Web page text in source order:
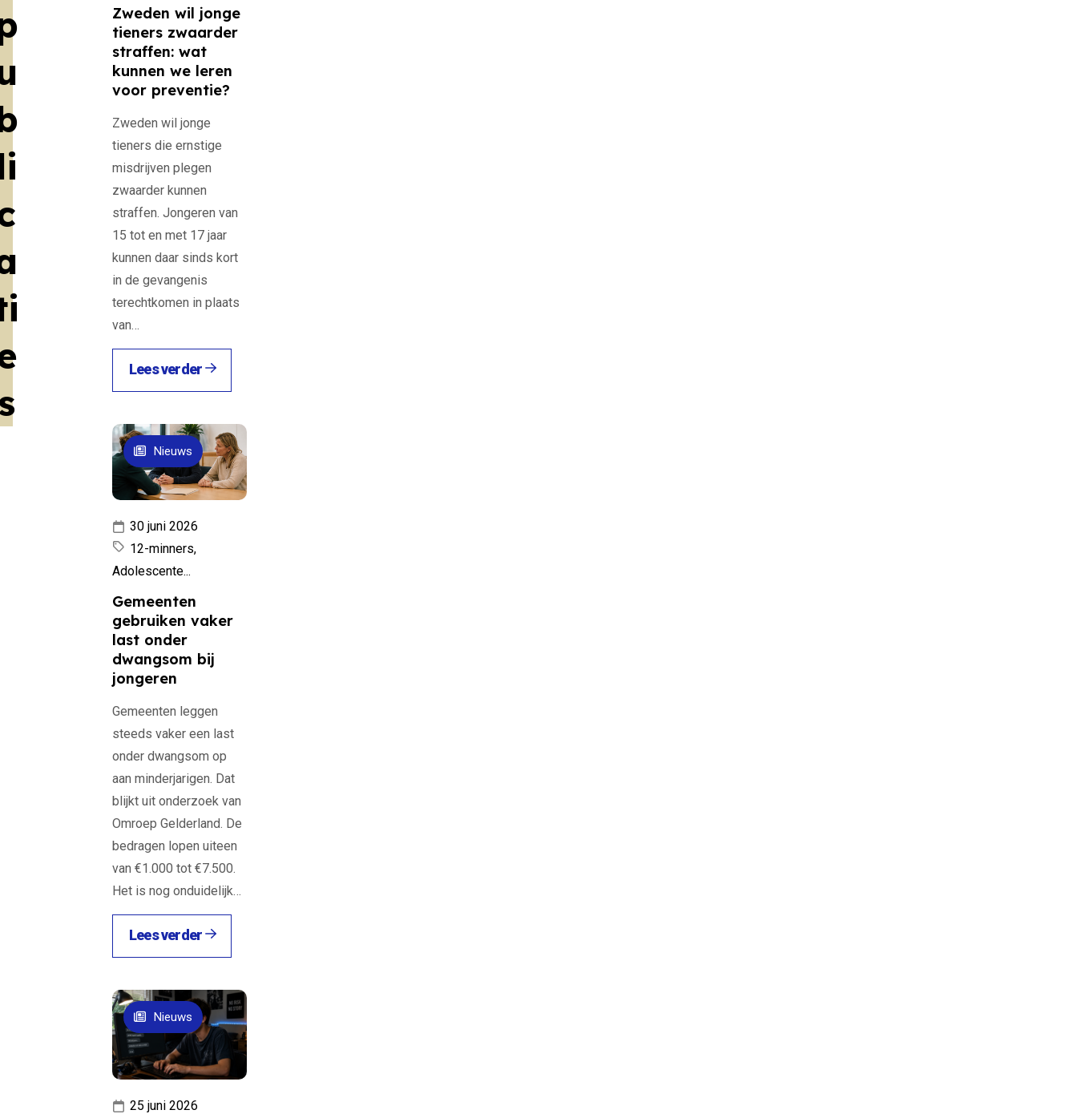
Zweden wil jonge
tieners zwaarder
straffen: wat
kunnen we leren
voor preventie?
Zweden wil jonge
tieners die ernstige
misdrijven plegen
zwaarder kunnen
straffen. Jongeren van
15 tot en met 17 jaar
kunnen daar sinds kort
in de gevangenis
terechtkomen in plaats
van…
Lees verder
Gemeenten
gebruiken vaker
last onder
dwangsom bij
jongeren
Gemeenten leggen
steeds vaker een last
onder dwangsom op
aan minderjarigen. Dat
blijkt uit onderzoek van
Omroep Gelderland. De
bedragen lopen uiteen
van €1.000 tot €7.500.
Het is nog onduidelijk…
30 juni 2026
12-minners,
Adolescente...
Lees verder
Nieuws
25 juni 2026
Nieuws